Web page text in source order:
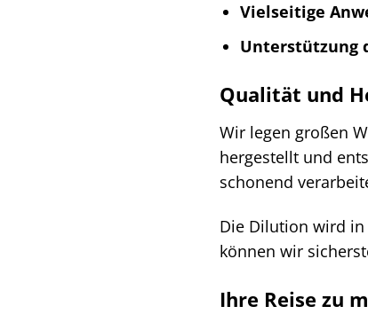
Vielseitige
Unterstützung
Qualität und
Wir legen großen
hergestellt und
schonend
Die Dilution wird
können wir
Ihre Reise zu